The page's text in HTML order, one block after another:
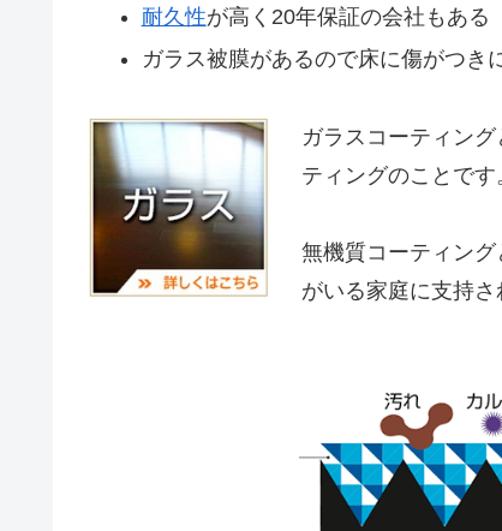
耐久性が高く20年保証の会社もある
ガラス被膜があるので床に傷がつき
ガラスコーティン
ティングのことです
無機質コーティン
がいる家庭に支持さ